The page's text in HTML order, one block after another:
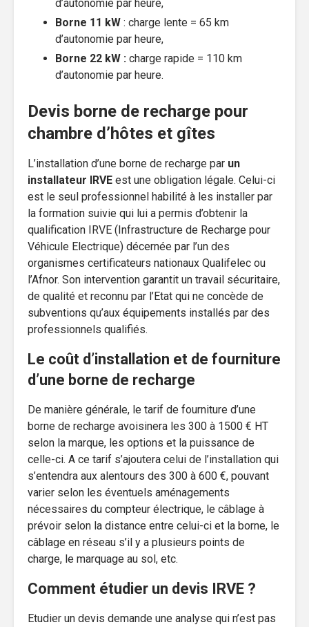
d’autonomie par heure,
Borne 11 kW : charge lente = 65 km
d’autonomie par heure,
Borne 22 kW : charge rapide = 110 km
d’autonomie par heure.
Devis borne de recharge pour
chambre d’hôtes et gîtes
L’installation d’une borne de recharge par un
installateur IRVE est une obligation légale. Celui-ci
est le seul professionnel habilité à les installer par
la formation suivie qui lui a permis d’obtenir la
qualification IRVE (Infrastructure de Recharge pour
Véhicule Electrique) décernée par l’un des
organismes certificateurs nationaux Qualifelec ou
l’Afnor. Son intervention garantit un travail sécuritaire,
de qualité et reconnu par l’Etat qui ne concède de
subventions qu’aux équipements installés par des
professionnels qualifiés.
Le coût d’installation et de fourniture
d’une borne de recharge
De manière générale, le tarif de fourniture d’une
borne de recharge avoisinera les 300 à 1500 € HT
selon la marque, les options et la puissance de
celle-ci. A ce tarif s’ajoutera celui de l’installation qui
s’entendra aux alentours des 300 à 600 €, pouvant
varier selon les éventuels aménagements
nécessaires du compteur électrique, le câblage à
prévoir selon la distance entre celui-ci et la borne, le
câblage en réseau s’il y a plusieurs points de
charge, le marquage au sol, etc.
Comment étudier un devis IRVE ?
Etudier un devis demande une analyse qui n’est pas